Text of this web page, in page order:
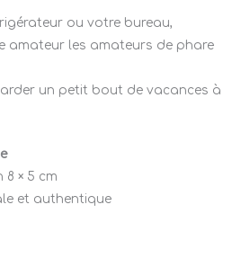
ou votre bureau,
amateur les amateurs de phare
un petit bout de vacances à
8 × 5 cm
et authentique